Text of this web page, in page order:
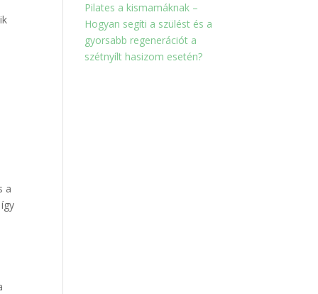
a
Pilates a kismamáknak –
Hogyan segíti a szülést és a
gyorsabb regenerációt a
szétnyílt hasizom esetén?